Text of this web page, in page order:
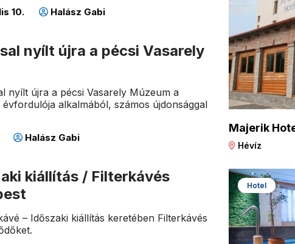
10. Halász Gabi
nyílt újra a pécsi Vasarely
nyílt újra a pécsi Vasarely Múzeum a
évfordulója alkalmából, számos újdonsággal
Halász Gabi
kiállítás / Filterkávés
– Időszaki kiállítás keretében Filterkávés
Majerik
Hévíz
Hotel